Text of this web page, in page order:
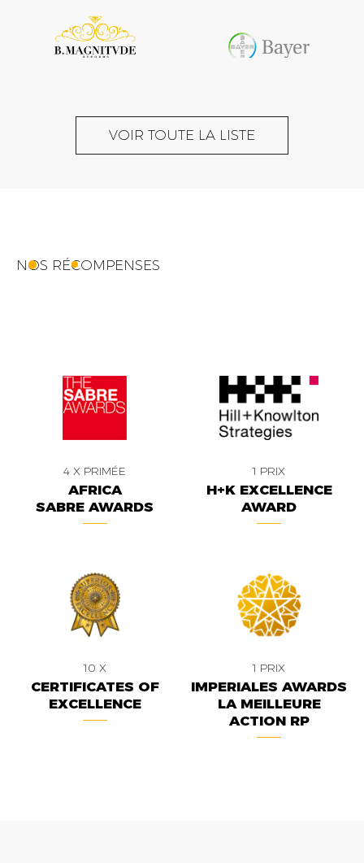
VOIR TOUTE LA LISTE
NOS RÉCOMPENSES
4 X PRIMÉE
AFRICA
SABRE AWARDS
1 PRIX
H+K EXCELLENCE
AWARD
10 X
CERTIFICATES OF
EXCELLENCE
1 PRIX
IMPERIALES AWARDS
LA MEILLEURE
ACTION RP